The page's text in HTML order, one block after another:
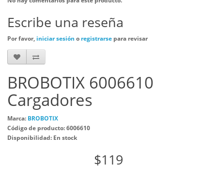
Escribe una reseña
Por favor, iniciar sesión o registrarse para revisar
BROBOTIX 6006610
Cargadores
Marca: BROBOTIX
Código de producto: 6006610
Disponibilidad: En stock
$119